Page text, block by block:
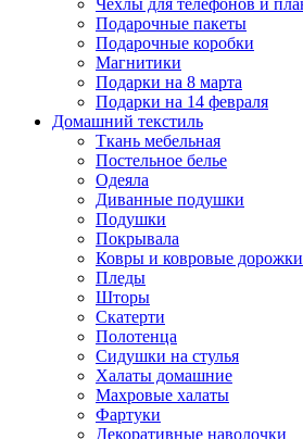
Чехлы для телефонов и
Подарочные пакеты
Подарочные коробки
Магнитики
Подарки на 8 марта
Подарки на 14 февраля
Домашний текстиль
Ткань мебельная
Постельное белье
Одеяла
Диванные подушки
Подушки
Покрывала
Ковры и ковровые дорожки
Пледы
Шторы
Скатерти
Полотенца
Сидушки на стулья
Халаты домашние
Махровые халаты
Фартуки
Декоративные наволочки